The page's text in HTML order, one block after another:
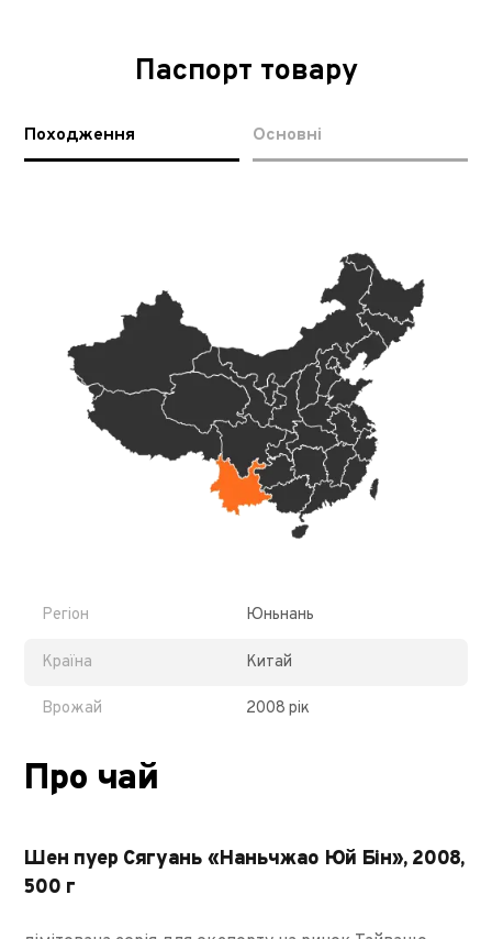
Паспорт товару
Походження Основні
Регіон Юньнань
Країна Китай
Врожай 2008 рік
Про чай
Шен пуер Сягуань «Наньчжао Юй Бін», 2008,
500 г